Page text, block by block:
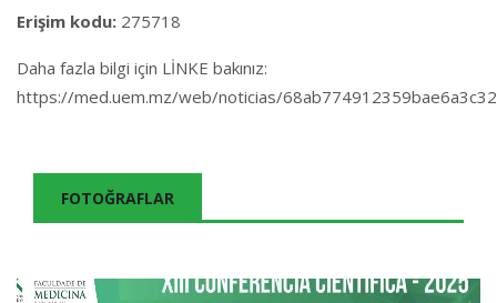
Erişim kodu: 275718
Daha fazla bilgi için LİNKE bakınız:
https://med.uem.mz/web/noticias/
FOTOĞRAFLAR